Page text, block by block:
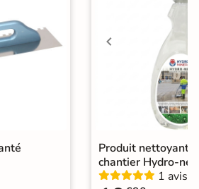
Produit nettoyant
chantier Hydro-net
1 avis